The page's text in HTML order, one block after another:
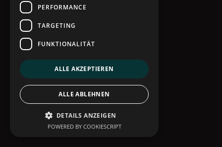
PERFORMANCE
TARGETING
FUNKTIONALITÄT
ALLE AKZEPTIEREN
ALLE ABLEHNEN
DETAILS ANZEIGEN
POWERED BY COOKIESCRIPT